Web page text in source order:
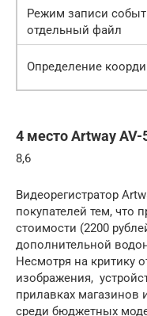
Режим записи
отдельный файл
Определение
4 место Artway AV-
8,6
Видеорегистратор
покупателей тем, что
стоимости (2200
дополнительной
Несмотря на критику
изображения,
прилавках магазинов
среди бюджетных